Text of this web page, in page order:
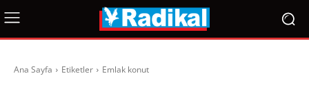
Ana Sayfa Etiketler Emlak konut